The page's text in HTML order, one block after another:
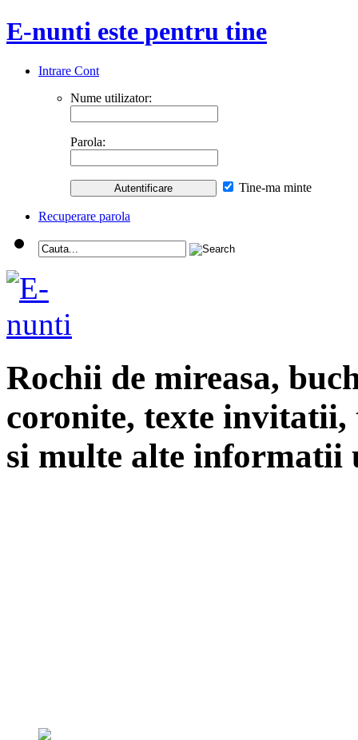
E-nunti este pentru tine
Intrare Cont
Nume utilizator:
Parola:
Tine-ma minte
Recuperare parola
Rochii de mireasa,
coronite, texte
si multe alte informatii